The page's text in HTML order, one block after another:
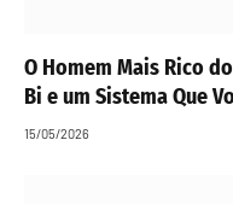
O Homem Mais Rico
Bi e um Sistema Que
15/05/2026